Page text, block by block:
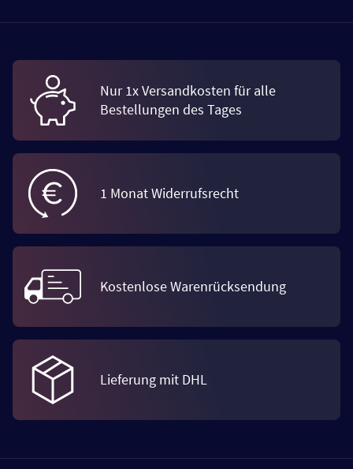
Nur 1x Versandkosten für alle
Bestellungen des Tages
1 Monat Widerrufsrecht
Kostenlose Warenrücksendung
Lieferung mit DHL